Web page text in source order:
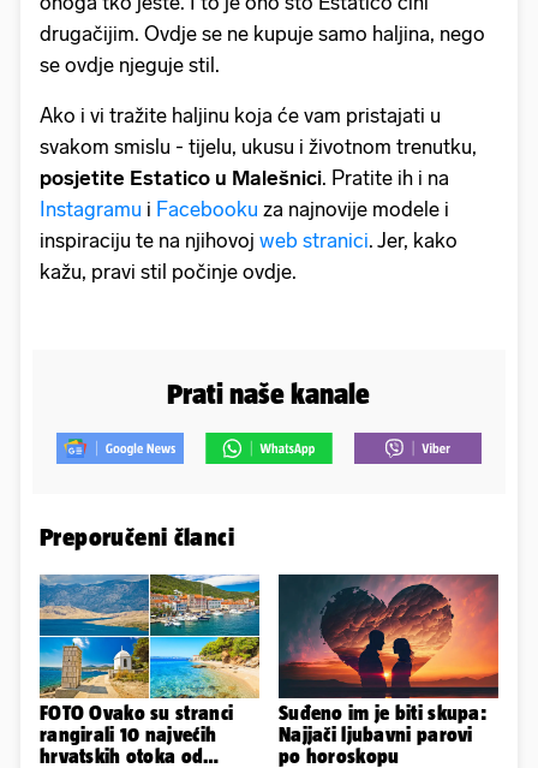
drugačijim. Ovdje se ne kupuje samo haljina, nego
se ovdje njeguje stil.
Ako i vi tražite haljinu koja će vam pristajati u
svakom smislu - tijelu, ukusu i životnom trenutku,
posjetite Estatico u Malešnici. Pratite ih i na
Instagramu i Facebooku za najnovije modele i
inspiraciju te na njihovoj web stranici. Jer, kako
kažu, pravi stil počinje ovdje.
Prati naše kanale
Preporučeni članci
FOTO Ovako su stranci
rangirali 10 najvećih
hrvatskih otoka od
Suđeno im je biti skupa:
Najjači ljubavni parovi
po horoskopu